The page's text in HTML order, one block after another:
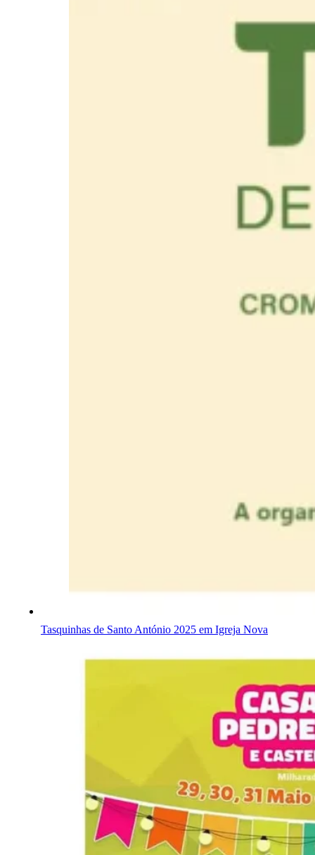
Tasquinhas de Santo António 2025 em Igreja Nova